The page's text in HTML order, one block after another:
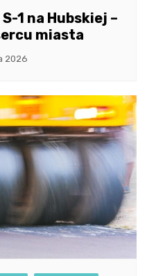
1 na Hubskiej –
miasta
2026